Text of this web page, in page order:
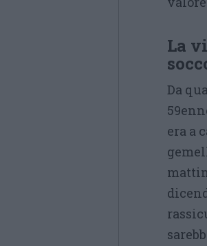
La
Da
era a